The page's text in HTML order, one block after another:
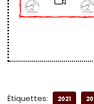
Étiquettes: 2021